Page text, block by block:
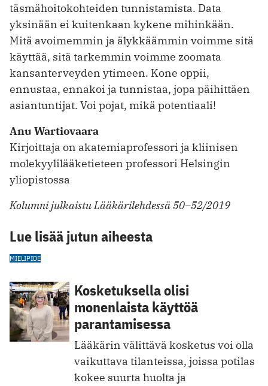
täsmähoitokohteiden tunnistamista. Data
yksinään ei kuitenkaan kykene mihinkään.
Mitä avoimemmin ja älykkäämmin voimme sitä
käyttää, sitä tarkemmin voimme zoomata
kansanterveyden ytimeen. Kone oppii,
ennustaa, ennakoi ja tunnistaa, jopa päihittäen
asiantun­tijat. Voi pojat, mikä potentiaali!
Anu Wartiovaara
Kirjoittaja on akatemiaprofessori ja kliinisen
molekyylilääketieteen professori Helsingin
yliopistossa
Kolumni julkaistu Lääkärilehdessä 50–52/2019
Lue lisää jutun aiheesta
MIELIPIDE
Kosketuksella olisi
monenlaista käyttöä
parantamisessa
Lääkärin välittävä kosketus voi olla
vaikuttava tilanteissa, joissa potilas
kokee suurta huolta ja